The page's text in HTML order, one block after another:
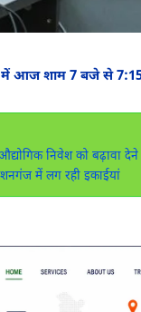
में आज शाम 7 बजे से
निवेश को बढ़ावा देने
में लग रही इकाईयां